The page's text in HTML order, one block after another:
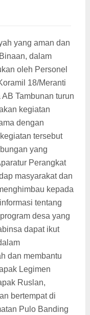
yang aman dan
dalam
oleh Personel
18/Meranti
Tambunan turun
kegiatan
dengan
tersebut
yang
Perangkat
masyarakat dan
kepada
tentang
desa yang
dapat ikut
dan membantu
Legimen
Ruslan,
bertempat di
Pulo Banding